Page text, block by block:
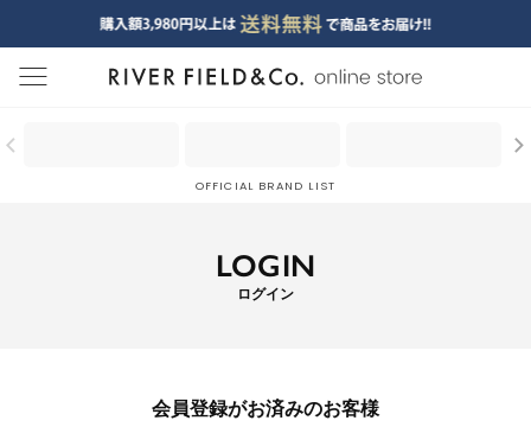
menu
OFFICIAL BRAND LIST
LOGIN
ログイン
会員登録がお済みのお客様